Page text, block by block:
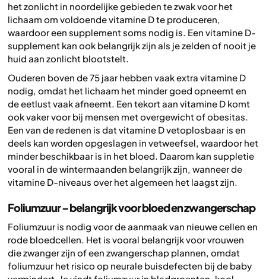
het zonlicht in noordelijke gebieden te zwak voor het
lichaam om voldoende vitamine D te produceren,
waardoor een supplement soms nodig is. Een vitamine D-
supplement kan ook belangrijk zijn als je zelden of nooit je
huid aan zonlicht blootstelt.
Ouderen boven de 75 jaar hebben vaak extra vitamine D
nodig, omdat het lichaam het minder goed opneemt en
de eetlust vaak afneemt. Een tekort aan vitamine D komt
ook vaker voor bij mensen met overgewicht of obesitas.
Een van de redenen is dat vitamine D vetoplosbaar is en
deels kan worden opgeslagen in vetweefsel, waardoor het
minder beschikbaar is in het bloed. Daarom kan suppletie
vooral in de wintermaanden belangrijk zijn, wanneer de
vitamine D-niveaus over het algemeen het laagst zijn.
Foliumzuur – belangrijk voor bloed en zwangerschap
Foliumzuur is nodig voor de aanmaak van nieuwe cellen en
rode bloedcellen. Het is vooral belangrijk voor vrouwen
die zwanger zijn of een zwangerschap plannen, omdat
foliumzuur het risico op neurale buisdefecten bij de baby